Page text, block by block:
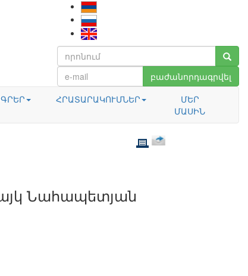
բաժանորդագրվել
ՀՐԱՏԱՐԱԿՈՒՄՆԵՐ
ՄԵՐ
ՄԱՍԻՆ
Նահապետյան